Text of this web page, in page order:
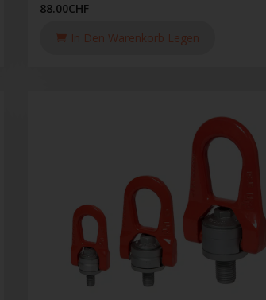
88.00CHF
In Den Warenkorb Legen